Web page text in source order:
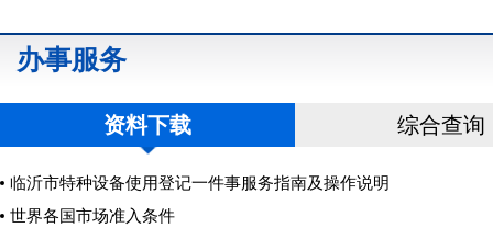
办事服务
资料下载 综合查询
临沂市特种设备使用登记一件事服务指南及操作说明
世界各国市场准入条件